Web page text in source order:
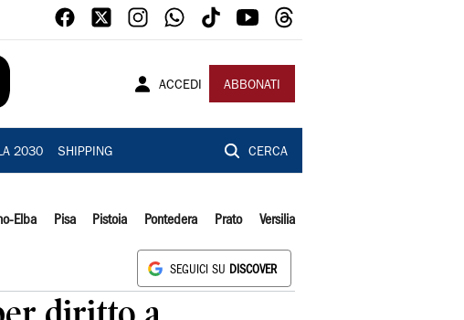
ACCEDI ABBONATI
2030 SHIPPING CERCA
Elba Pisa Pistoia Pontedera Prato Versilia
SEGUICI SU DISCOVER